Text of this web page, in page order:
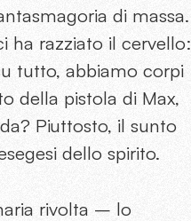
di massa.
ha razziato il cervello:
tutto, abbiamo corpi
della pistola di Max,
Piuttosto, il sunto
dello spirito.
rivolta – lo